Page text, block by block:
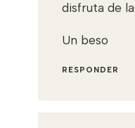
disfruta de
Un beso
RESPONDER